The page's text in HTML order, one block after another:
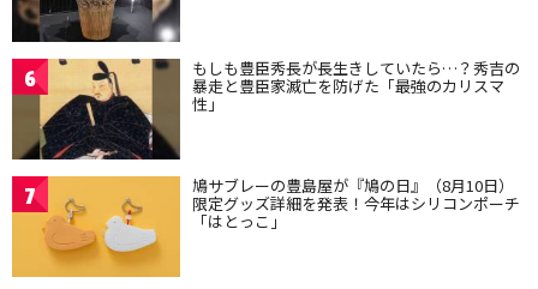
6 もしも豊臣秀長が長生きしていたら…？秀吉の
暴走と豊臣家滅亡を防げた「最強のカリスマ
性」
7 鳩サブレーの豊島屋が『鳩の日』（8月10日）
限定グッズ詳細を発表！今年はシリコンポーチ
「はとっこ」